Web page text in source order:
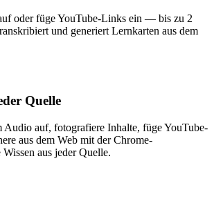
oder füge YouTube-Links ein — bis zu 2
und generiert Lernkarten aus dem
Quelle
Audio auf, fotografiere Inhalte, füge YouTube-
aus dem Web mit der Chrome-
aus jeder Quelle.